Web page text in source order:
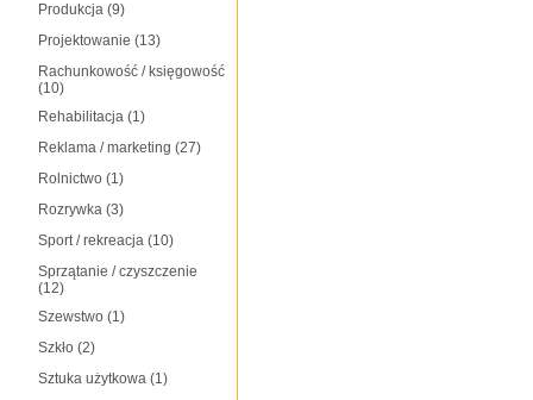
Produkcja (9)
Projektowanie (13)
Rachunkowość / księgowość
(10)
Rehabilitacja (1)
Reklama / marketing (27)
Rolnictwo (1)
Rozrywka (3)
Sport / rekreacja (10)
Sprzątanie / czyszczenie
(12)
Szewstwo (1)
Szkło (2)
Sztuka użytkowa (1)